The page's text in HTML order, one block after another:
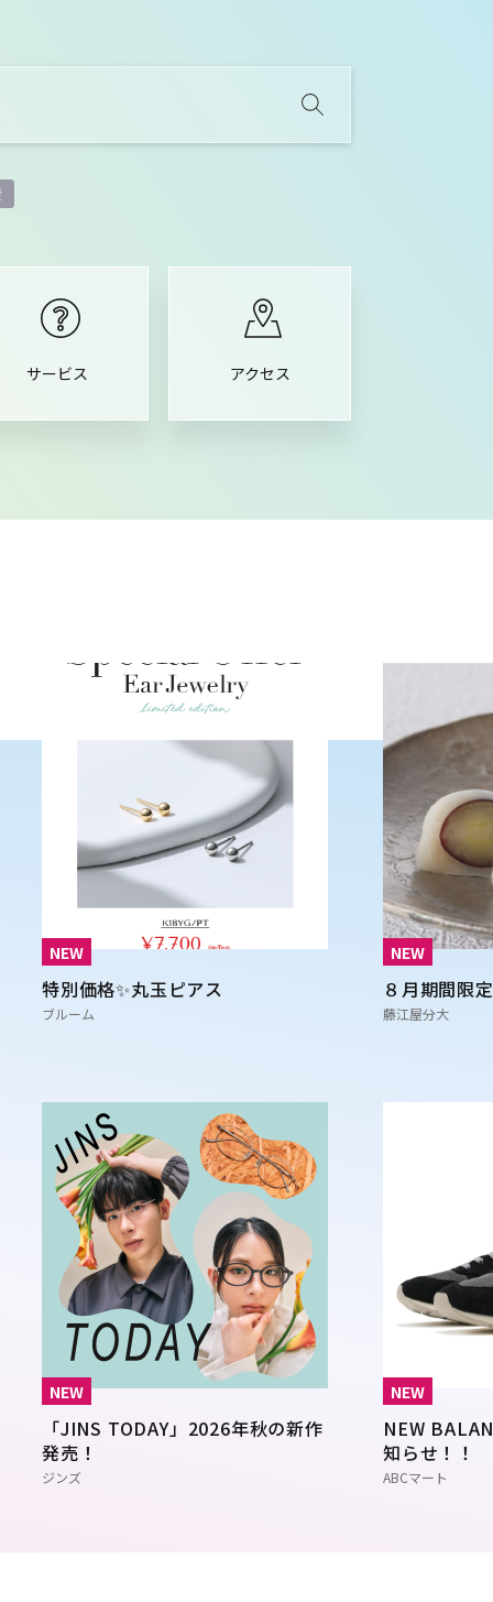
サービス アクセス
NEW
特別価格✨丸玉ピアス
ブルーム
NEW
「JINS TODAY」2026年秋の新作
発売！
ジンズ
NEW
８月期間限
藤江屋分大
NEW
NEW
知らせ！！
ABCマート